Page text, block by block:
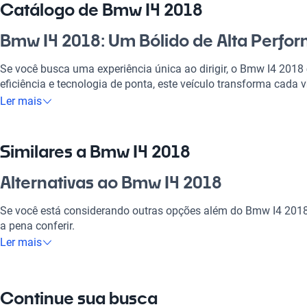
Catálogo de Bmw I4 2018
Bmw I4 2018: Um Bólido de Alta
Se você busca uma experiência única ao dirigir, o Bmw I4
eficiência e tecnologia de ponta, este veículo transforma cada
inesquecível. Seja para ir ao trabalho, passear com a família
mercado brasileiro.
Por que escolher Bmw I4 2018?
Desfrute da melhor tecnologia com Tecnología moderna,
experiência conectada e confortável.
Opções comoBmw X1 ,Bmw 320i
Ler mais
Similares a Bmw I4 2018
Alternativas ao Bmw I4 2018
Se você está considerando outras opções além do Bmw I4
a pena conferir.
Ler mais
Continue sua busca